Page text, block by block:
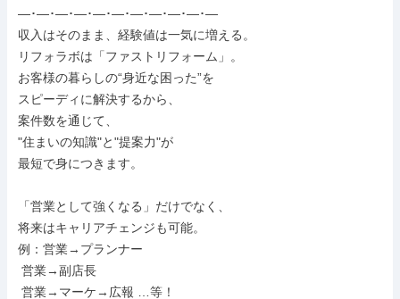
―･―･―･―･―･―･―･―･―･―･―
収入はそのまま、経験値は一気に増える。
リフォラボは「ファストリフォーム」。
お客様の暮らしの“身近な困った”を
スピーディに解決するから、
案件数を通じて、
"住まいの知識"と"提案力"が
最短で身につきます。
「営業として強くなる」だけでなく、
将来はキャリアチェンジも可能。
例：営業→プランナー